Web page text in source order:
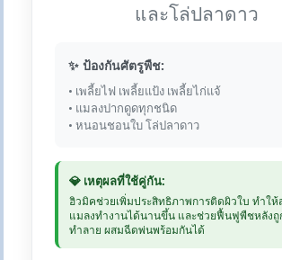
และโล่ปลาดาว
✨ ป้องกันศัตรูพืช:
• เพลี้ยไฟ เพลี้ยแป้ง เพลี้ยไก่แจ้
• แมลงปากดูดทุกชนิด
• หนอนชอนใบ โล่ปลาดาว
💎 เหตุผลที่ใช้คู่กัน:
ฮิวมิคช่วยเพิ่มประสิทธิภาพการติดผิวใบ ทำให้
แมลงทำงานได้นานขึ้น และช่วยฟื้นฟูพืชหลังถู
ทำลาย ผสมฉีดพ่นพร้อมกันได้